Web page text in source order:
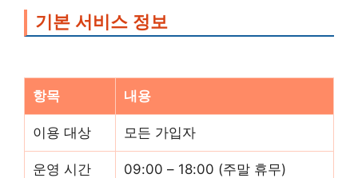
기본 서비스 정보
항목 내용
이용 대상 모든 가입자
운영 시간 09:00 – 18:00 (주말 휴무)